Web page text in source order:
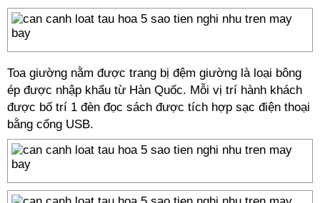
Toa giường nằm được trang bị đệm giường là loại bông
ép được nhập khẩu từ Hàn Quốc. Mỗi vị trí hành khách
được bố trí 1 đèn đọc sách được tích hợp sạc điện thoại
bằng cổng USB.